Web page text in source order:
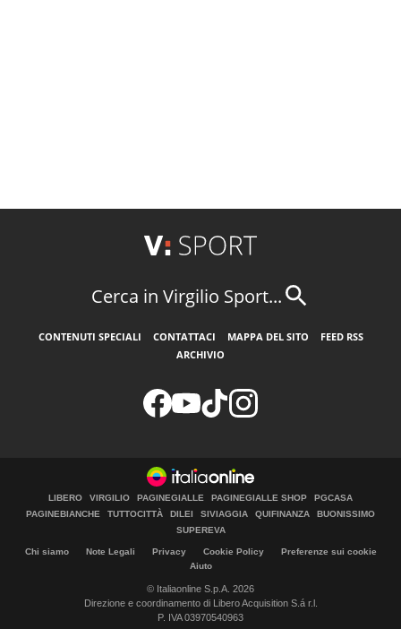
Cerca in Virgilio Sport...
CONTENUTI SPECIALI CONTATTACI MAPPA DEL SITO
FEED RSS
ARCHIVIO
LIBERO VIRGILIO PAGINEGIALLE PAGINEGIALLE SHOP
PGCASA
PAGINEBIANCHE
TUTTOCITTÀ DILEI SIVIAGGIA QUIFINANZA
BUONISSIMO
SUPEREVA
Chi siamo Note Legali Privacy Cookie Policy
Preferenze sui cookie
Aiuto
© Italiaonline S.p.A. 2026
Direzione e coordinamento di Libero Acquisition S.á r.l.
P. IVA 03970540963